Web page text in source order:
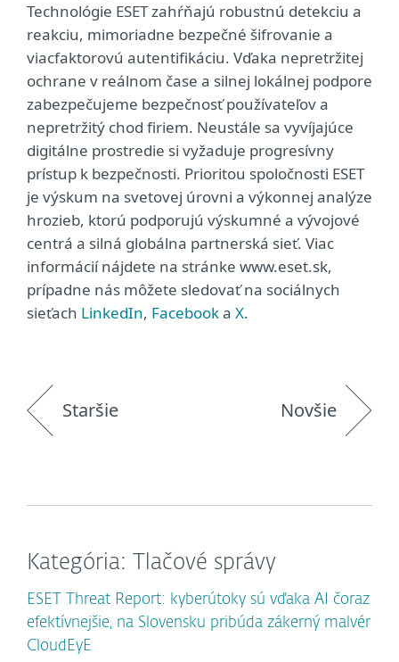
Technológie ESET zahŕňajú robustnú detekciu a
reakciu, mimoriadne bezpečné šifrovanie a
viacfaktorovú autentifikáciu. Vďaka nepretržitej
ochrane v reálnom čase a silnej lokálnej podpore
zabezpečujeme bezpečnosť používateľov a
nepretržitý chod firiem. Neustále sa vyvíjajúce
digitálne prostredie si vyžaduje progresívny
prístup k bezpečnosti. Prioritou spoločnosti ESET
je výskum na svetovej úrovni a výkonnej analýze
hrozieb, ktorú podporujú výskumné a vývojové
centrá a silná globálna partnerská sieť. Viac
informácií nájdete na stránke www.eset.sk,
prípadne nás môžete sledovať na sociálnych
sieťach LinkedIn, Facebooka X.
Staršie Novšie
Kategória: Tlačové správy
ESET Threat Report: kyberútoky sú vďaka AI čoraz
efektívnejšie, na Slovensku pribúda zákerný malvér
CloudEyE